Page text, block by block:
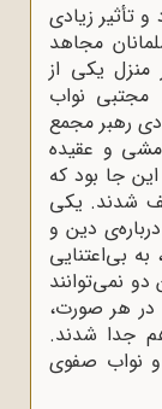
تأثیر زیادی
مجاهد
یکی از
مجتبی نواب
رهبر مجمع
مشی و عقیده
جا بود که
شدند. یکی
دین و
بی‌اعتنایی
نمی‌توانند
در هر صورت،
جدا شدند.
نواب صفوی